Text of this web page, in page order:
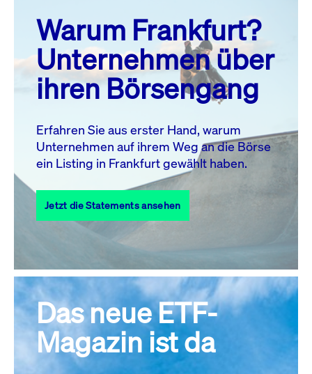
MO. DI. MI. DO. FR. SA. SO.
1
2
3
4 5 6 7 8
10 11 13 14
17
18 19 20 21 22
23
27 28
31
Alle Events
Warum Frankfurt?
Unternehmen über
ihren Börsengang
Erfahren Sie aus erster Hand, warum
Unternehmen auf ihrem Weg an die Börse
ein Listing in Frankfurt gewählt haben.
Jetzt die Statements ansehen
Das neue ETF-
Magazin ist da